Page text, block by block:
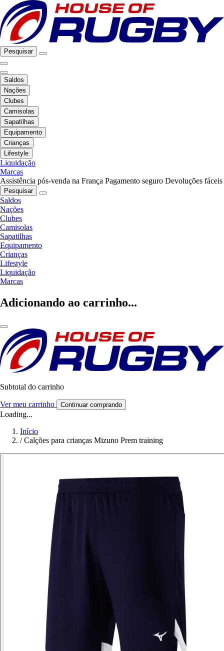
Pesquisar
Saldos
Nações
Clubes
Camisolas
Sapatilhas
Equipamento
Crianças
Lifestyle
Liquidação
Marcas
Assistência pós-venda na França Pagamento seguro Devoluções fáceis
Pesquisar
Saldos
Nações
Clubes
Camisolas
Sapatilhas
Equipamento
Crianças
Lifestyle
Liquidação
Marcas
Adicionando ao carrinho...
Subtotal do carrinho
Ver meu carrinho Continuar comprando
Loading...
Início
/ Calções para crianças Mizuno Prem training